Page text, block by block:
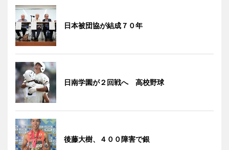
日本被団協が結成７０年
日南学園が２回戦へ 高校野球
後藤大樹、４００障害で銀